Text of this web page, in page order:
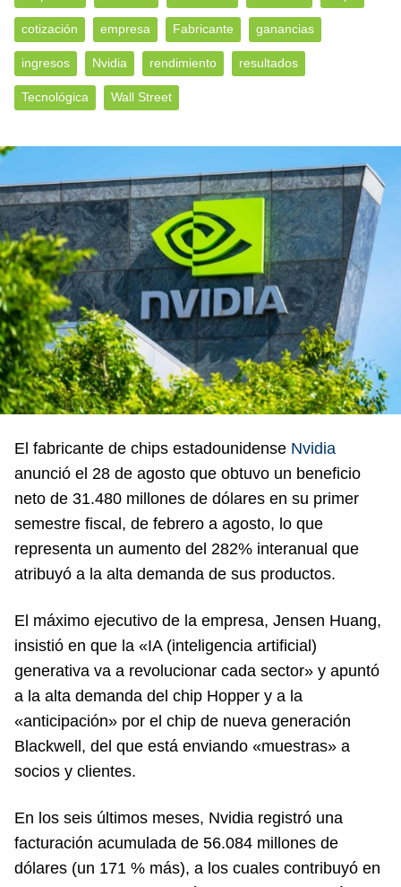
cotización empresa Fabricante ganancias
ingresos Nvidia rendimiento resultados
Tecnológica Wall Street
El fabricante de chips estadounidense Nvidia
anunció el 28 de agosto que obtuvo un beneficio
neto de 31.480 millones de dólares en su primer
semestre fiscal, de febrero a agosto, lo que
representa un aumento del 282% interanual que
atribuyó a la alta demanda de sus productos.
El máximo ejecutivo de la empresa, Jensen Huang,
insistió en que la «IA (inteligencia artificial)
generativa va a revolucionar cada sector» y apuntó
a la alta demanda del chip Hopper y a la
«anticipación» por el chip de nueva generación
Blackwell, del que está enviando «muestras» a
socios y clientes.
En los seis últimos meses, Nvidia registró una
facturación acumulada de 56.084 millones de
dólares (un 171 % más), a los cuales contribuyó en